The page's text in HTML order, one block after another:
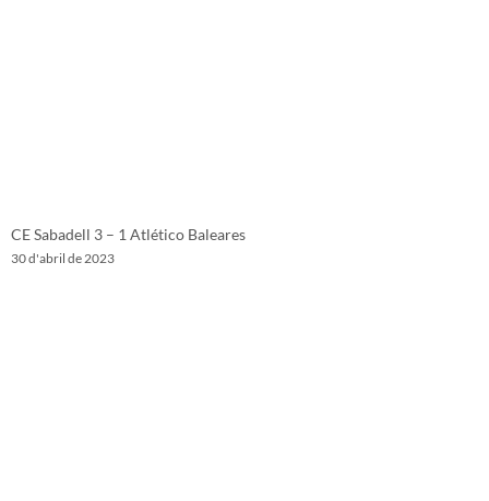
CE Sabadell 3 – 1 Atlético Baleares
30 d'abril de 2023